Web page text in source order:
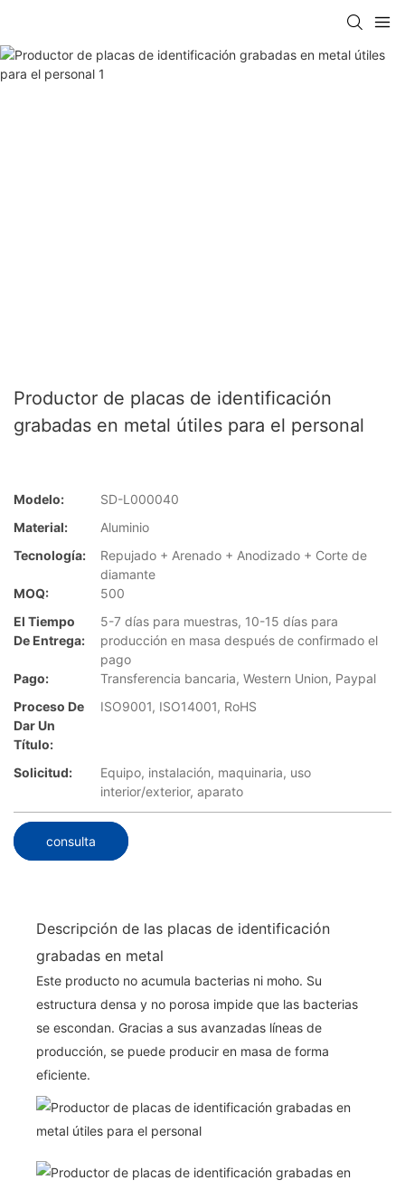
Productor de placas de identificación
grabadas en metal útiles para el personal
Modelo:
SD-L000040
Material:
Aluminio
Tecnología:
Repujado + Arenado + Anodizado + Corte de
diamante
MOQ:
500
El Tiempo
De Entrega:
5-7 días para muestras, 10-15 días para
producción en masa después de confirmado el
pago
Pago:
Transferencia bancaria, Western Union, Paypal
Proceso De
Dar Un
Título:
ISO9001, ISO14001, RoHS
Solicitud:
Equipo, instalación, maquinaria, uso
interior/exterior, aparato
consulta
Descripción de las placas de identificación
grabadas en metal
Este producto no acumula bacterias ni moho. Su
estructura densa y no porosa impide que las bacterias
se escondan. Gracias a sus avanzadas líneas de
producción, se puede producir en masa de forma
eficiente.